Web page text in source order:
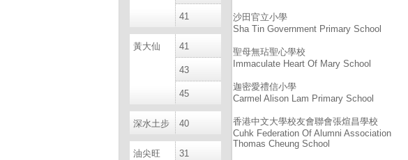
41
黃大仙 41
43
45
深水土步 40
油尖旺 31
沙田官立小學
Sha Tin Government Primary School
聖母無玷聖心學校
Immaculate Heart Of Mary School
迦密愛禮信小學
Carmel Alison Lam Primary School
香港中文大學校友會聯會張煊昌學校
Cuhk Federation Of Alumni Association
Thomas Cheung School